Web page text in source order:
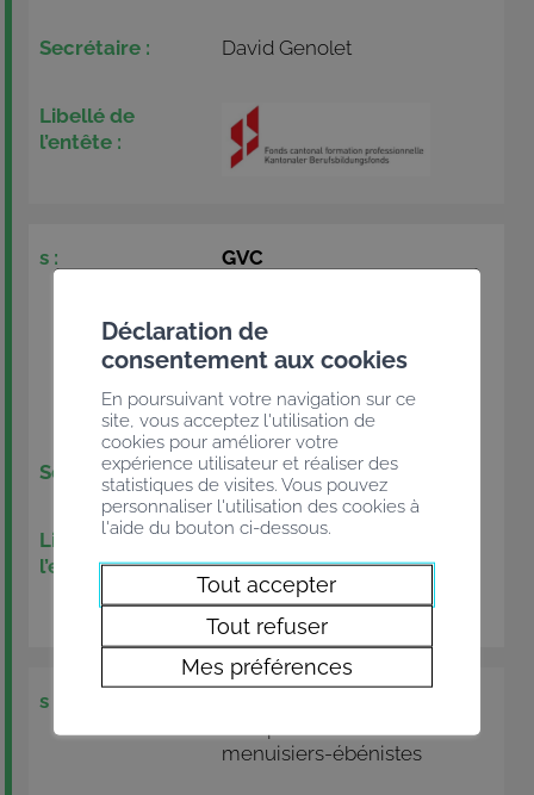
David Genolet
GVC
Zuberbühler
Maeva Jaggi
menuisiers-ébénistes
Déclaration de
consentement aux cookies
En poursuivant votre navigation sur ce
site, vous acceptez l'utilisation de
cookies pour améliorer votre
expérience utilisateur et réaliser des
statistiques de visites. Vous pouvez
personnaliser l'utilisation des cookies à
l'aide du bouton ci-dessous.
Tout accepter
Tout refuser
Mes préférences